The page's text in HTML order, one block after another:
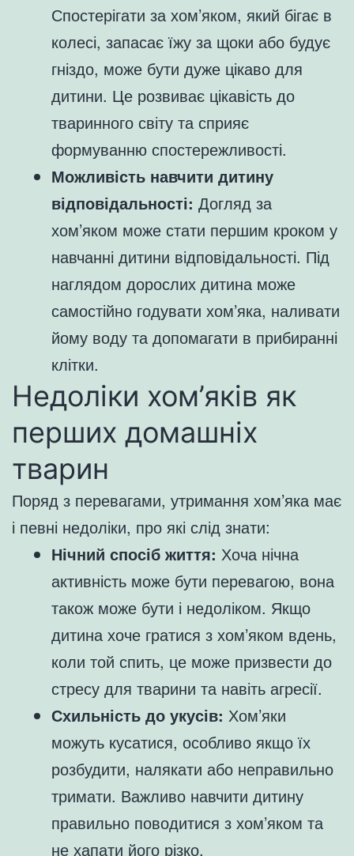
Спостерігати за хом’яком, який бігає в
колесі, запасає їжу за щоки або будує
гніздо, може бути дуже цікаво для
дитини. Це розвиває цікавість до
тваринного світу та сприяє
формуванню спостережливості.
Можливість навчити дитину
відповідальності: Догляд за
хом’яком може стати першим кроком у
навчанні дитини відповідальності. Під
наглядом дорослих дитина може
самостійно годувати хом’яка, наливати
йому воду та допомагати в прибиранні
клітки.
Недоліки хом’яків як
перших домашніх
тварин
Поряд з перевагами, утримання хом’яка має
і певні недоліки, про які слід знати:
Нічний спосіб життя: Хоча нічна
активність може бути перевагою, вона
також може бути і недоліком. Якщо
дитина хоче гратися з хом’яком вдень,
коли той спить, це може призвести до
стресу для тварини та навіть агресії.
Схильність до укусів: Хом’яки
можуть кусатися, особливо якщо їх
розбудити, налякати або неправильно
тримати. Важливо навчити дитину
правильно поводитися з хом’яком та
не хапати його різко.